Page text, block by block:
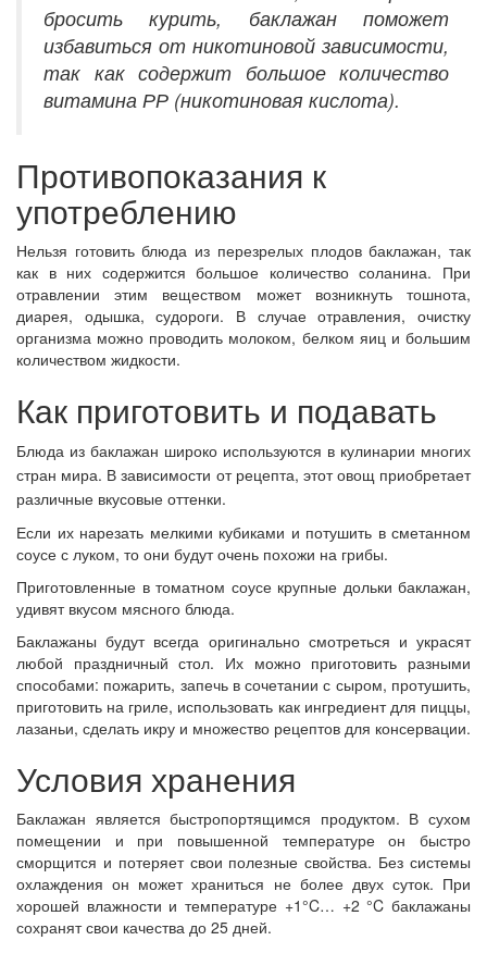
бросить курить, баклажан поможет
избавиться от никотиновой зависимости,
так как содержит большое количество
витамина РР (никотиновая кислота).
Противопоказания к
употреблению
Нельзя готовить блюда из перезрелых плодов баклажан, так
как в них содержится большое количество соланина. При
отравлении этим веществом может возникнуть тошнота,
диарея, одышка, судороги. В случае отравления, очистку
организма можно проводить молоком, белком яиц и большим
количеством жидкости.
Как приготовить и подавать
Блюда из баклажан широко используются в кулинарии многих
стран мира. В зависимости от рецепта, этот овощ приобретает
различные вкусовые оттенки.
Если их нарезать мелкими кубиками и потушить в сметанном
соусе с луком, то они будут очень похожи на грибы.
Приготовленные в томатном соусе крупные дольки баклажан,
удивят вкусом мясного блюда.
Баклажаны будут всегда оригинально смотреться и украсят
любой праздничный стол. Их можно приготовить разными
способами: пожарить, запечь в сочетании с сыром, протушить,
приготовить на гриле, использовать как ингредиент для пиццы,
лазаньи, сделать икру и множество рецептов для консервации.
Условия хранения
Баклажан является быстропортящимся продуктом. В сухом
помещении и при повышенной температуре он быстро
сморщится и потеряет свои полезные свойства. Без системы
охлаждения он может храниться не более двух суток. При
хорошей влажности и температуре +1°C… +2 °C баклажаны
сохранят свои качества до 25 дней.